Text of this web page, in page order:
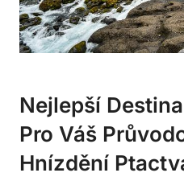
Nejlepší
Pro Váš
Hnízdění